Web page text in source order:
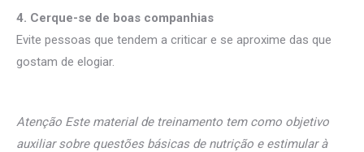
4. Cerque-se de boas companhias
Evite pessoas que tendem a criticar e se aproxime das que
gostam de elogiar.
Atenção Este material de treinamento tem como objetivo
auxiliar sobre questões básicas de nutrição e estimular à